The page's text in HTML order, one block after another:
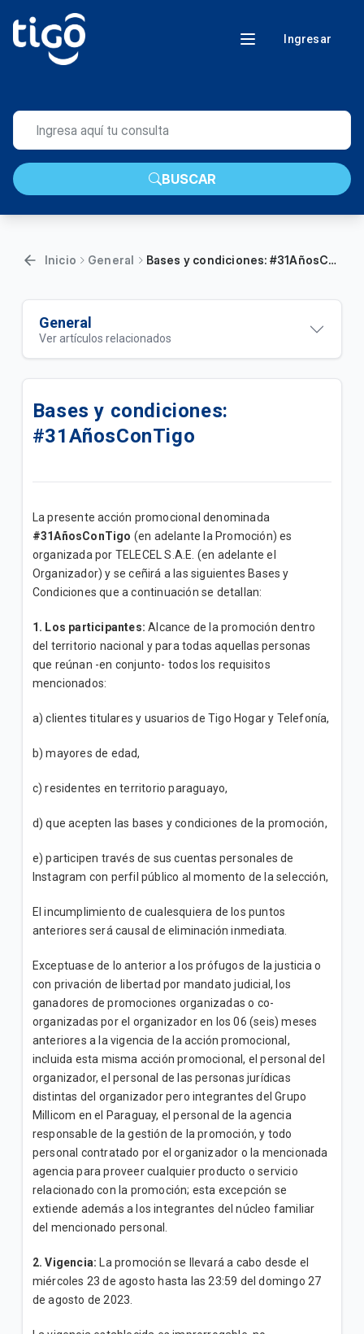
Ingresar
BUSCAR
Inicio General Bases y condiciones: #31AñosConTigo
General
Ver artículos relacionados
Venezuela: Estamos conTigo 💙
¿Cómo visualizar el consumo de mis líneas en
TBO?
Variación de cargo facturado 📲
Paso a paso para consultar tu visita técnica en Liza
Descuento del 20% pagando con QR Tigo Money en
Punto Farma
📱 Cambiá tu celular por un S26 normal o ULTRA.
📱🌟Programa Jóvenes Conectados con el apoyo
Liza Bot
VER MÁS
Bases y condiciones:
#31AñosConTigo
La presente acción promocional denominada
#31AñosConTigo (en adelante la Promoción) es
organizada por TELECEL S.A.E. (en adelante el
Organizador) y se ceñirá a las siguientes Bases y
Condiciones que a continuación se detallan:
1. Los participantes:Alcance de la promoción dentro
del territorio nacional y para todas aquellas personas
que reúnan -en conjunto- todos los requisitos
mencionados:
a) clientes titulares y usuarios de Tigo Hogar y Telefonía,
b) mayores de edad,
c) residentes en territorio paraguayo,
d) que acepten las bases y condiciones de la promoción,
e) participen través de sus cuentas personales de
Instagram con perfil público al momento de la selección,
El incumplimiento de cualesquiera de los puntos
anteriores será causal de eliminación inmediata.
Exceptuase de lo anterior a los prófugos de la justicia o
con privación de libertad por mandato judicial, los
ganadores de promociones organizadas o co-
organizadas por el organizador en los 06 (seis) meses
anteriores a la vigencia de la acción promocional,
incluida esta misma acción promocional, el personal del
organizador, el personal de las personas jurídicas
distintas del organizador pero integrantes del Grupo
Millicom en el Paraguay, el personal de la agencia
responsable de la gestión de la promoción, y todo
personal contratado por el organizador o la mencionada
agencia para proveer cualquier producto o servicio
relacionado con la promoción; esta excepción se
extiende además a los integrantes del núcleo familiar
del mencionado personal.
2. Vigencia: La promoción se llevará a cabo desde el
miércoles 23 de agosto hasta las 23:59 del domingo 27
de agosto de 2023.